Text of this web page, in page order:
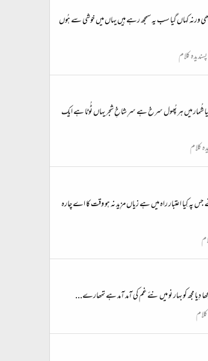
ورنہ کہاں گیا سب یہ سمجھ رہے ہیں یہاں میں خوشی سے ہُوں
پسندیدہ کلام
شُمار میں ہر پُھول سرخ ہے سرِ شاخِ شجر یہاں ٹُوٹا ہے ایک
کلام
پہ کِیا اعتبار راہ میں ہے زیاں مزِید نہ ہو وقت کا اے چارہ
دِیا مجھ کو بہار نو میں نئے غم کی آمد آمد ہے تمھارے...